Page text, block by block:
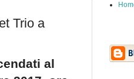
Trio a
al